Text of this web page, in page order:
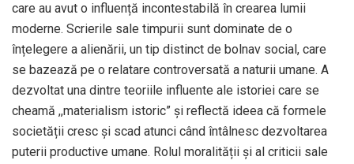
care au avut o influență incontestabilă în crearea lumii
moderne. Scrierile sale timpurii sunt dominate de o
înțelegere a alienării, un tip distinct de bolnav social, care
se bazează pe o relatare controversată a naturii umane. A
dezvoltat una dintre teoriile influente ale istoriei care se
cheamă ,,materialism istoric” și reflectă ideea că formele
societății cresc și scad atunci când întâlnesc dezvoltarea
puterii productive umane. Rolul moralității și al criticii sale